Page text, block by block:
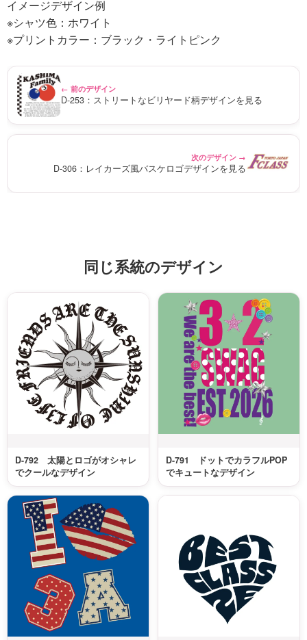
イメージデザイン例
※シャツ色：ホワイト
※プリントカラー：ブラック・ライトピンク
← 前のデザイン
D-253：ストリートなビリヤード柄デザインを見る
次のデザイン →
D-306：レイカーズ風バスケロゴデザインを見る
同じ系統のデザイン
D-792 太陽とロゴがオシャレ
でクールなデザイン
D-791 ドットでカラフルPOP
でキュートなデザイン